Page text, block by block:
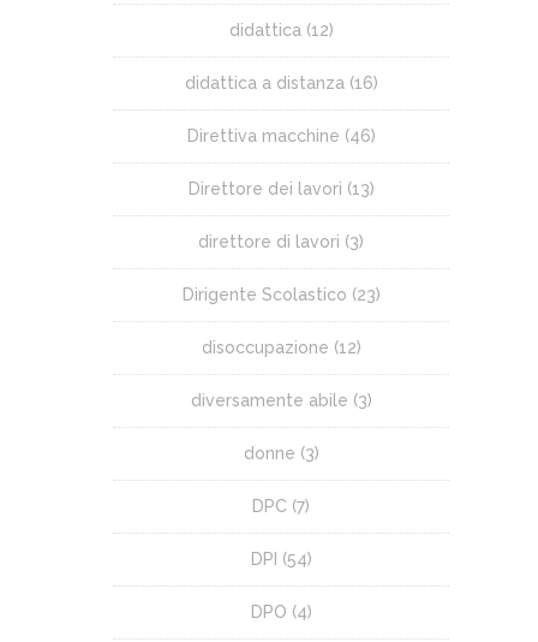
didattica (12)
didattica a distanza (16)
Direttiva macchine (46)
Direttore dei lavori (13)
direttore di lavori (3)
Dirigente Scolastico (23)
disoccupazione (12)
diversamente abile (3)
donne (3)
DPC (7)
DPI (54)
DPO (4)